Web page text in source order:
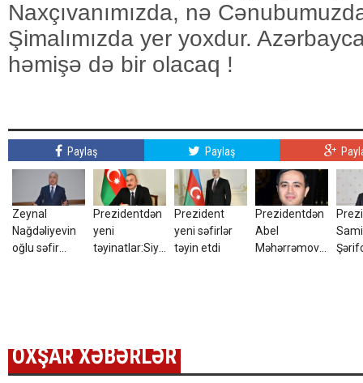
Naxçıvanımızda, nə
Şimalımızda yer yoxdur.
həmişə də bir olacaq !
Paylaş Paylaş
Zeynal
Nağdəliyevin
oğlu səfir
Prezidentdən
yeni
təyinatlar:Siyahıda
Prezident
yeni səfirlər
təyin etdi
Prezidentdən
Abel
Məhərrəmovun
OXŞAR XƏBƏRLƏR